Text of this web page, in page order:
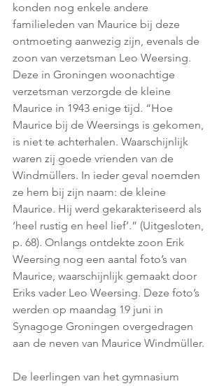
konden nog enkele andere
familieleden van Maurice bij deze
ontmoeting aanwezig zijn, evenals de
zoon van verzetsman Leo Weersing.
Deze in Groningen woonachtige
verzetsman verzorgde de kleine
Maurice in 1943 enige tijd. “Hoe
Maurice bij de Weersings is gekomen,
is niet te achterhalen. Waarschijnlijk
waren zij goede vrienden van de
Windmüllers. In ieder geval noemden
ze hem bij zijn naam: de kleine
Maurice. Hij werd gekarakteriseerd als
‘heel rustig en heel lief’.” (Uitgesloten,
p. 68). Onlangs ontdekte zoon Erik
Weersing nog een aantal foto’s van
Maurice, waarschijnlijk gemaakt door
Eriks vader Leo Weersing. Deze foto’s
werden op maandag 19 juni in
Synagoge Groningen overgedragen
aan de neven van Maurice Windmüller.
De leerlingen van het gymnasium